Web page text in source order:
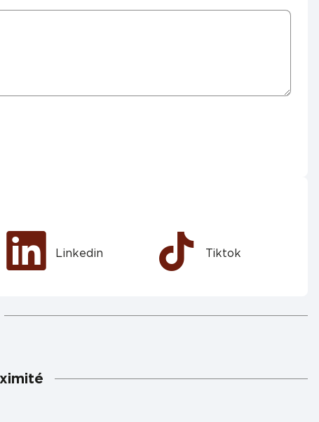
Linkedin Tiktok